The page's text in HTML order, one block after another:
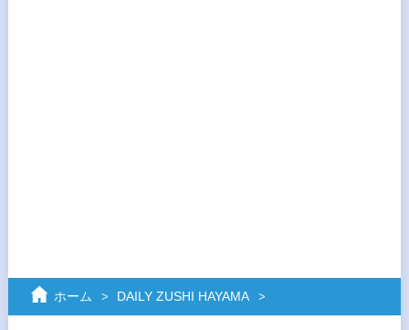
ホーム DAILY ZUSHI HAYAMA